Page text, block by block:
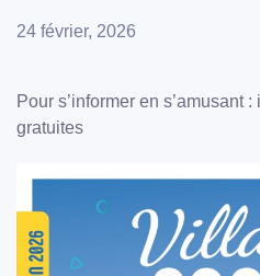
24 février, 2026
Pour s’informer en s’amusant
gratuites